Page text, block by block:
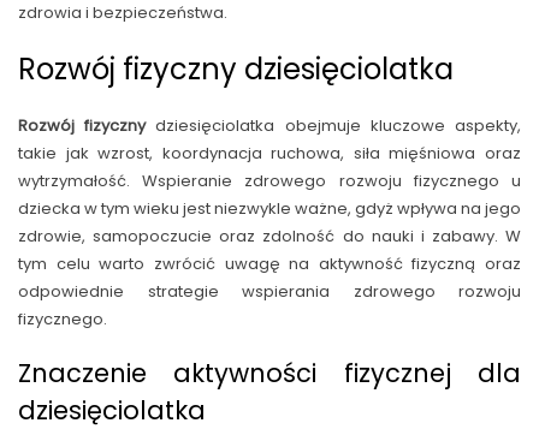
zdrowia i bezpieczeństwa.
Rozwój fizyczny dziesięciolatka
Rozwój fizycznydziesięciolatka obejmuje kluczowe aspekty,
takie jak wzrost, koordynacja ruchowa, siła mięśniowa oraz
wytrzymałość. Wspieranie zdrowego rozwoju fizycznego u
dziecka w tym wieku jest niezwykle ważne, gdyż wpływa na jego
zdrowie, samopoczucie oraz zdolność do nauki i zabawy. W
tym celu warto zwrócić uwagę na aktywność fizyczną oraz
odpowiednie strategie wspierania zdrowego rozwoju
fizycznego.
Znaczenie aktywności fizycznej dla
dziesięciolatka